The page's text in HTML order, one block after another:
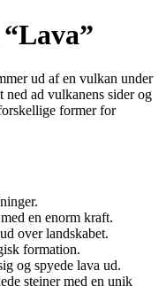
ud af en vulkan under
ad vulkanens sider og
former for
en enorm kraft.
over landskabet.
formation.
og spyede lava ud.
steiner med en unik